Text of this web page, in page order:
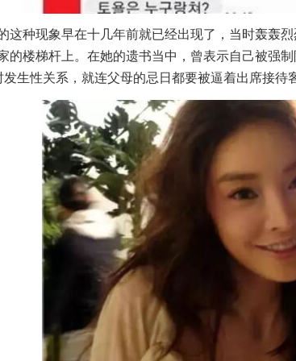
种现象早在十几年前就已经出现了，当时轰轰烈
的楼梯杆上。在她的遗书当中，曾表示自己被强
生性关系，就连父母的忌日都要被逼着出席接待